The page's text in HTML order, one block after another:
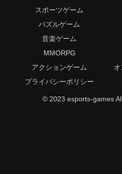
スポーツゲーム
パズルゲーム
音楽ゲーム
MMORPG
アクションゲーム
プライバシーポリシー
© 2023 esports-games